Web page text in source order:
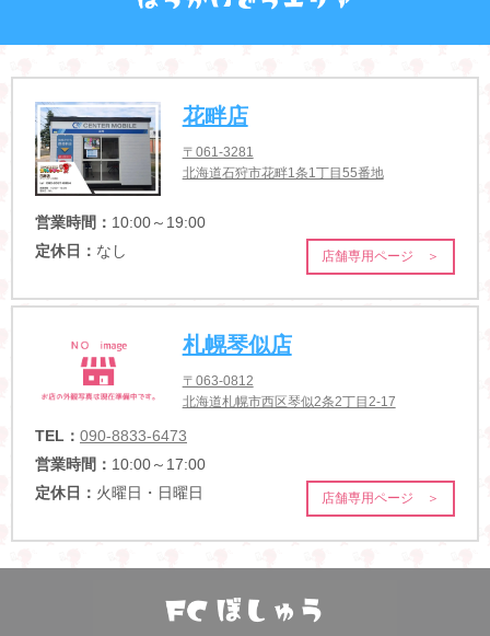
花畔店
〒061-3281
北海道石狩市花畔1条1丁目55番地
営業時間： 10:00～19:00
定休日： なし 店舗専用ページ ＞
札幌琴似店
〒063-0812
北海道札幌市西区琴似2条2丁目2-17
TEL： 090-8833-6473
営業時間： 10:00～17:00
定休日： 火曜日・日曜日 店舗専用ページ ＞